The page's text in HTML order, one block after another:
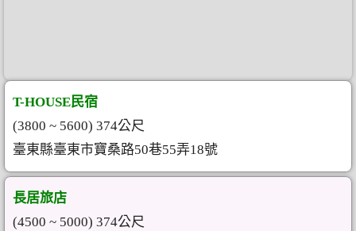
T-HOUSE民宿
(3800 ~ 5600) 374公尺
臺東縣臺東市寶桑路50巷55弄18號
長居旅店
(4500 ~ 5000) 374公尺